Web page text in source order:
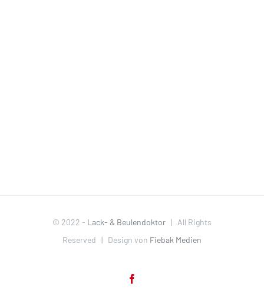
© 2022 - Lack- & Beulendoktor | All Rights
Reserved | Design von Fiebak Medien